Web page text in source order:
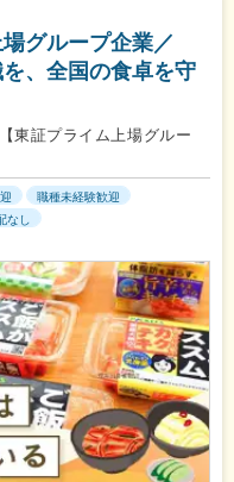
グループ企業／
、全国の食卓を守
東証プライム上場グルー
職種未経験歓迎
し